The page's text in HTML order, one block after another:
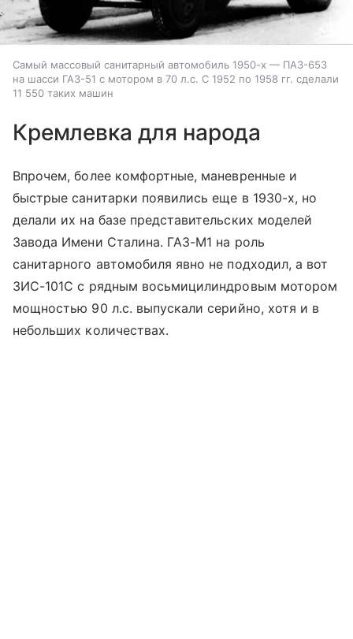
Самый массовый санитарный автомобиль 1950-х — ПАЗ-653
на шасси ГАЗ-51 с мотором в 70 л.с. С 1952 по 1958 гг. сделали
11 550 таких машин
Кремлевка для народа
Впрочем, более комфортные, маневренные и
быстрые санитарки появились еще в 1930-х, но
делали их на базе представительских моделей
Завода Имени Сталина. ГАЗ-М1 на роль
санитарного автомобиля явно не подходил, а вот
ЗИС-101С с рядным восьмицилиндровым мотором
мощностью 90 л.с. выпускали серийно, хотя и в
небольших количествах.